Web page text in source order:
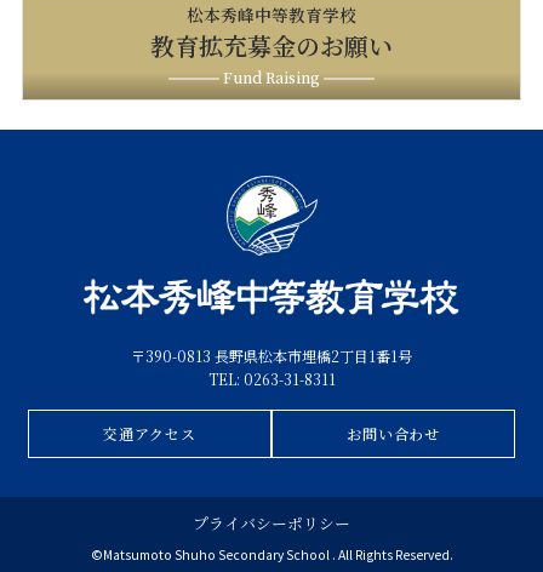
松本秀峰中等教育学校
教育拡充募金のお願い
Fund Raising
〒390-0813 長野県松本市埋橋2丁目1番1号
TEL: 0263-31-8311
交通アクセス お問い合わせ
プライバシーポリシー
©Matsumoto Shuho Secondary School . All Rights Reserved.